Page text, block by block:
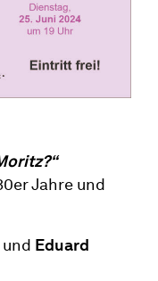
Jahre und
und Eduard